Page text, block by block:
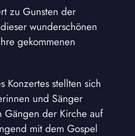
zu Gunsten der
wunderschönen
gekommenen
Konzertes stellten sich
und Sänger
Gängen der Kirche auf
mit dem Gospel